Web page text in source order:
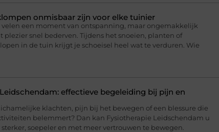
onmisbaar zijn voor elke tuinier
velen een moment van ontspanning, maar ongemakkelijk
plezier snel bederven. Tijdens het snoeien, planten of
in de tuin krijgt je schoeisel heel wat te verduren. Wie
effectieve begeleiding bij pijn en
klachten, pijn bij het bewegen of een blessure die
belemmert? Dan kan Fysiotherapie Leidschendam u
soepeler en met meer vertrouwen te bewegen.